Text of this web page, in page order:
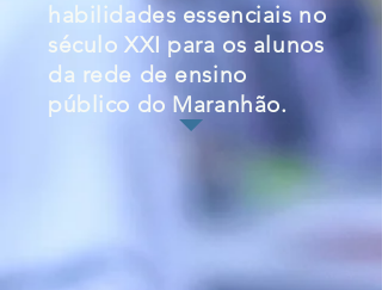
habilidades essenciais no
século XXI para os alunos
da rede de ensino
público do Maranhão.